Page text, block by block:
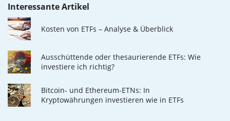
Interessante Artikel
Kosten von ETFs – Analyse & Überblick
Ausschüttende oder thesaurierende ETFs: Wie
investiere ich richtig?
Bitcoin- und Ethereum-ETNs: In
Kryptowährungen investieren wie in ETFs